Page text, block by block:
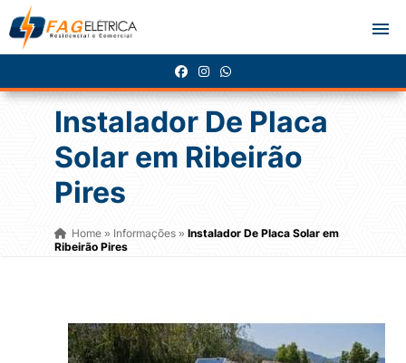
Instalador De Placa
Solar em Ribeirão
Pires
Home» Informações » Instalador De Placa Solar em
Ribeirão Pires